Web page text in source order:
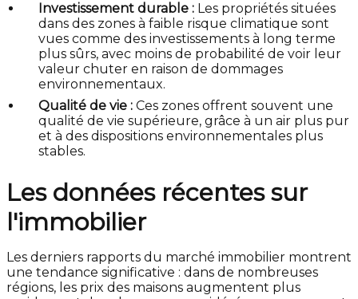
Investissement durable : Les propriétés situées
dans des zones à faible risque climatique sont
vues comme des investissements à long terme
plus sûrs, avec moins de probabilité de voir leur
valeur chuter en raison de dommages
environnementaux.
Qualité de vie : Ces zones offrent souvent une
qualité de vie supérieure, grâce à un air plus pur
et à des dispositions environnementales plus
stables.
Les données récentes sur
l'immobilier
Les derniers rapports du marché immobilier montrent
une tendance significative : dans de nombreuses
régions, les prix des maisons augmentent plus